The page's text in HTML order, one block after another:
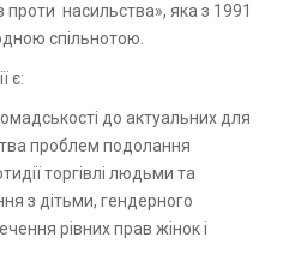
проти насильства», яка з 1991
спільнотою.
є:
до актуальних для
проблем подолання
торгівлі людьми та
з дітьми, гендерного
рівних прав жінок і